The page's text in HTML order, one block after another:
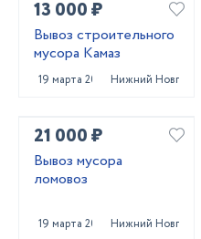
13 000 ₽
Вывоз строительного
мусора Камаз
19 марта 2025 Нижний Новгород
21 000 ₽
Вывоз мусора
ломовоз
19 марта 2025 Нижний Новгород